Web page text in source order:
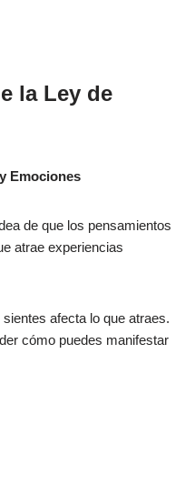
la Ley de
Emociones
de que los pensamientos
atrae experiencias
afecta lo que atraes.
cómo puedes manifestar